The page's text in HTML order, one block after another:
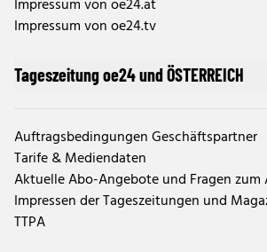
Impressum von oe24.at
Impressum von oe24.tv
Tageszeitung oe24 und ÖSTERREICH
Auftragsbedingungen Geschäftspartner
Tarife & Mediendaten
Aktuelle Abo-Angebote und Fragen
Impressen der Tageszeitungen und
TTPA